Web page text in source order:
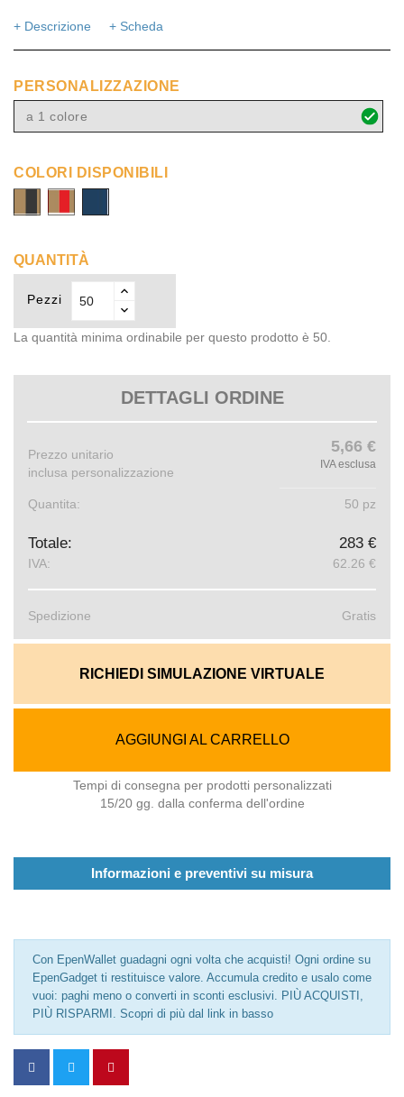
+ Descrizione + Scheda
PERSONALIZZAZIONE
a 1 colore
COLORI DISPONIBILI
QUANTITÀ
Pezzi
La quantità minima ordinabile per questo prodotto è 50.
DETTAGLI ORDINE
Prezzo unitario
inclusa personalizzazione
5,66 €
IVA esclusa
Quantita: 50 pz
Totale: 283 €
IVA: 62.26 €
Spedizione Gratis
RICHIEDI SIMULAZIONE VIRTUALE
AGGIUNGI AL CARRELLO
Tempi di consegna per prodotti personalizzati
15/20 gg. dalla conferma dell'ordine
Informazioni e preventivi su misura
Con EpenWallet guadagni ogni volta che acquisti! Ogni ordine su
EpenGadget ti restituisce valore. Accumula credito e usalo come
vuoi: paghi meno o converti in sconti esclusivi. PIÙ ACQUISTI,
PIÙ RISPARMI. Scopri di più dal link in basso